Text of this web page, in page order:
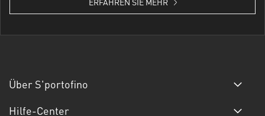
Über S'portofino
Hilfe-Center